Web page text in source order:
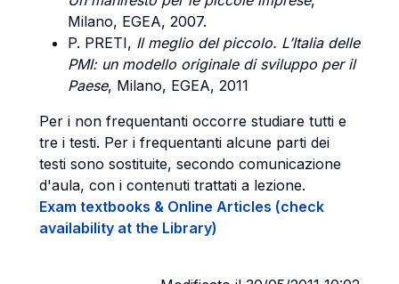
Milano, EGEA, 2007.
P. PRETI, Il meglio del piccolo. L’Italia delle
PMI: un modello originale di sviluppo per il
Paese, Milano, EGEA, 2011
Per i non frequentanti occorre studiare tutti e
tre i testi. Per i frequentanti alcune parti dei
testi sono sostituite, secondo comunicazione
d'aula, con i contenuti trattati a lezione.
Exam textbooks & Online Articles (check
availability at the Library)